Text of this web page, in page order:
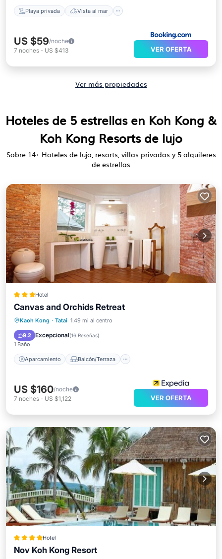
Playa privada Vista al mar
US $59/noche
7 noches - US $413 VER OFERTA
Ver más propiedades
Hoteles de 5 estrellas en Koh Kong &
Koh Kong Resorts de lujo
Sobre 14+ Hoteles de lujo, resorts, villas privadas y 5 alquileres
de estrellas
Hotel
Canvas and Orchids Retreat
Kaoh Kong · Tatai 1.49 mi al centro
9.2 Excepcional(16 Reseñas)
1 Baño
Aparcamiento Balcón/Terraza
Aparcamiento
Balcón/Terraza
Vistas
Apto para niños
US $160/noche
7 noches - US $1,122 VER OFERTA
Hotel
Nov Koh Kong Resort